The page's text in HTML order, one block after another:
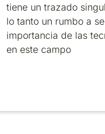
tiene un trazado
lo tanto un rumbo a
importancia de las
en este campo